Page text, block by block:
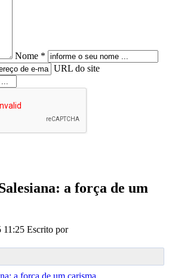
Nome *
URL do site
a força de um
11:25 Escrito por